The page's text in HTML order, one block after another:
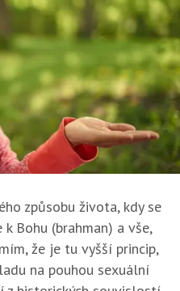
způsobu života, kdy se
Bohu (brahman) a vše,
že je tu vyšší princip,
na pouhou sexuální